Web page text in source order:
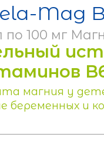
Mag
по 100 мг
магния у
беременных и